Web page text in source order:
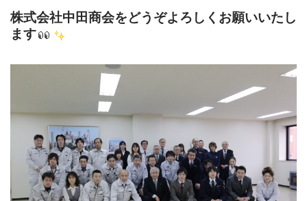
株式会社中田商会をどうぞよろしくお願いいたし
ます